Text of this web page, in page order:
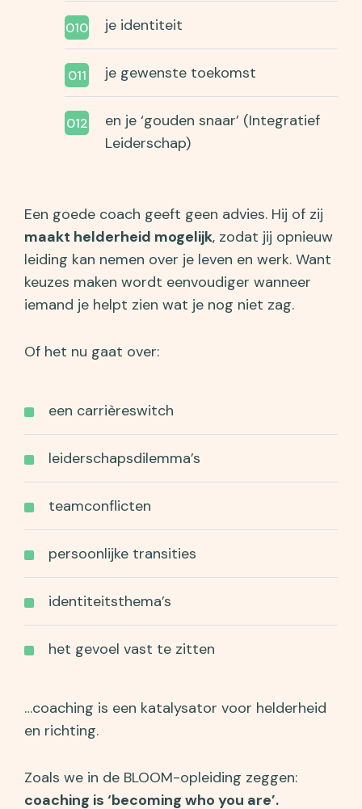
je identiteit
je gewenste toekomst
en je ‘gouden snaar’ (Integratief
Leiderschap)
Een goede coach geeft geen advies. Hij of zij
maakt helderheid mogelijk, zodat jij opnieuw
leiding kan nemen over je leven en werk. Want
keuzes maken wordt eenvoudiger wanneer
iemand je helpt zien wat je nog niet zag.
Of het nu gaat over:
een carrièreswitch
leiderschapsdilemma’s
teamconflicten
persoonlijke transities
identiteitsthema’s
het gevoel vast te zitten
…coaching is een katalysator voor helderheid
en richting.
Zoals we in de BLOOM-opleiding zeggen:
coaching is ‘becoming who you are’.